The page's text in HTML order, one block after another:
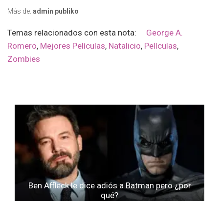
Más de: admin publiko
Temas relacionados con esta nota: George A.
Romero, Mejores Películas, Natalicio, Películas,
Zombies
Ben Affleck le dice adiós a Batman pero ¿por
qué?